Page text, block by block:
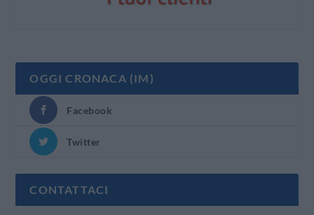
OGGI CRONACA (IM)
Facebook
Twitter
CONTATTACI